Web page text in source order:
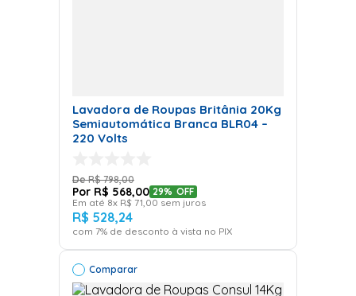
Lavadora de Roupas Britânia 20Kg
Semiautomática Branca BLR04 –
220 Volts
R$ 798,00
R$ 568,00 29% OFF
Em até 8x R$ 71,00 sem juros
R$ 528,24
com 7% de desconto à vista no PIX
Comparar